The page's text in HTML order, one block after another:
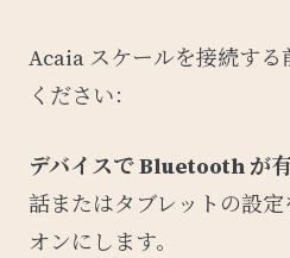
Acaia スケールを接続する
ください：
デバイスで Bluetooth が
話またはタブレットの設
オンにします。